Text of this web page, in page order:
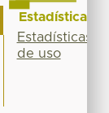
Estadísticas
Estadísticas
de uso